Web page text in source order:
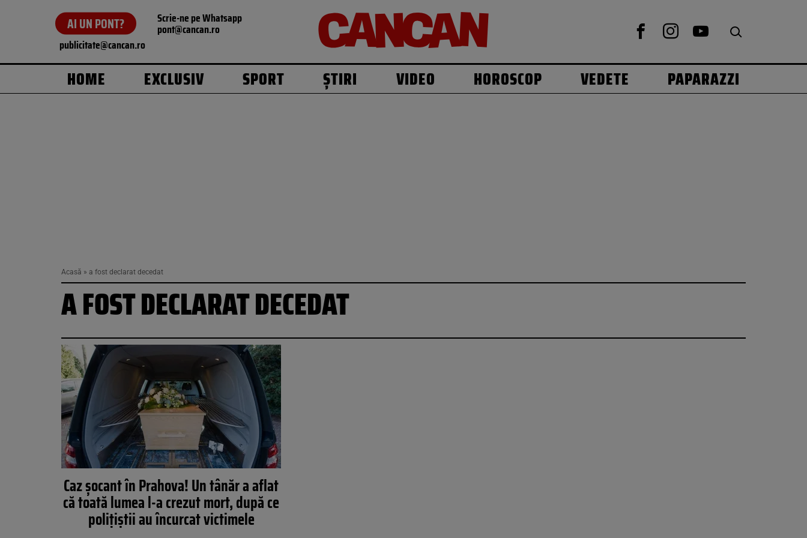
AI UN PONT? Scrie-ne pe Whatsapp
pont@cancan.ro
publicitate@cancan.ro
HOME EXCLUSIV SPORT ȘTIRI VIDEO HOROSCOP VEDETE PAPARAZZI
Acasă » a fost declarat decedat
A FOST DECLARAT DECEDAT
Caz șocant în Prahova! Un tânăr a aflat
că toată lumea l-a crezut mort, după ce
polițiștii au încurcat victimele